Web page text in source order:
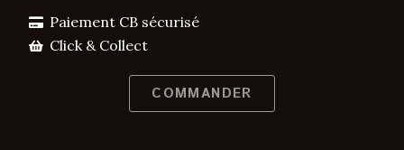
Paiement CB sécurisé
Click & Collect
COMMANDER